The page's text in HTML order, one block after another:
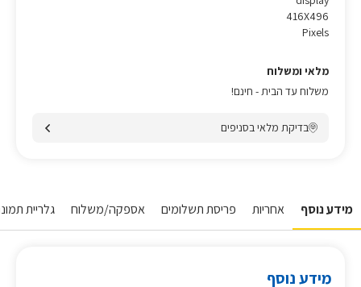
416X496
Pixels
מלאי ומשלוח
משלוח עד הבית - חינם!
בדיקת מלאי בסניפים
מידע נוסף אחריות פריסת תשלומים אספקה/משלוח גלריית
מידע נוסף